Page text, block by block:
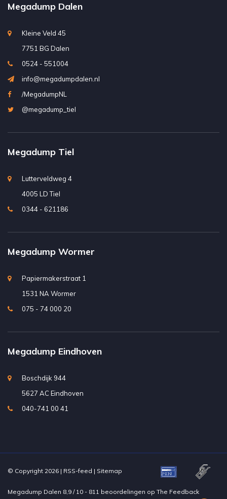
Megadump Dalen
Kleine Veld 45
7751 BG Dalen
0524 - 551004
info@megadumpdalen.nl
/MegadumpNL
@megadump_tiel
Megadump Tiel
Lutterveldweg 4
4005 LD Tiel
0344 - 621186
Megadump Wormer
Papiermakerstraat 1
1531 NA Wormer
075 - 74 000 20
Megadump Eindhoven
Boschdijk 944
5627 AC Eindhoven
040-741 00 41
© Copyright 2026 | RSS-feed | Sitemap
Megadump Dalen 8,9 / 10 - 811 beoordelingen op The Feedback